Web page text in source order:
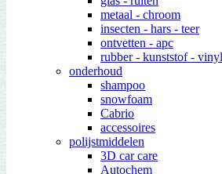
metaal - chroom
insecten - hars - teer
ontvetten - apc
rubber - kunststof - vinyl
onderhoud
shampoo
snowfoam
Cabrio
accessoires
polijstmiddelen
3D car care
Autochem